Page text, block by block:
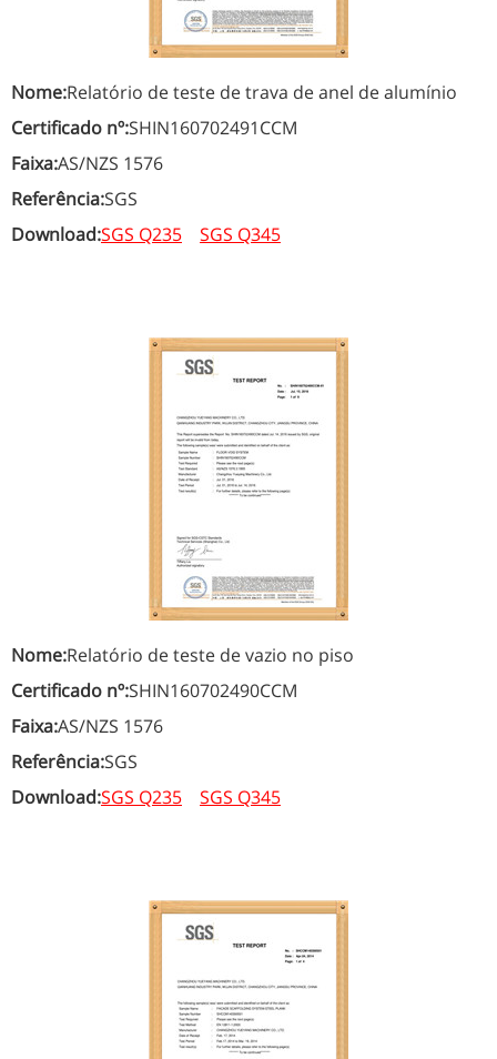
Nome:Relatório de teste de trava de anel de alumínio
Certificado nº:SHIN160702491CCM
Faixa:AS/NZS 1576
Referência:SGS
Download:SGS Q235 SGS Q345
Nome:Relatório de teste de vazio no piso
Certificado nº:SHIN160702490CCM
Faixa:AS/NZS 1576
Referência:SGS
Download:SGS Q235 SGS Q345